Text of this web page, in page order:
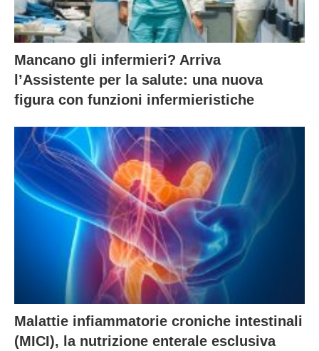
Mancano gli infermieri? Arriva
l’Assistente per la salute: una nuova
figura con funzioni infermieristiche
Malattie infiammatorie croniche intestinali
(MICI), la nutrizione enterale esclusiva